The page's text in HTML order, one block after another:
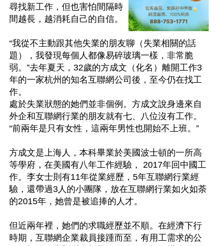
尋找新工作，但也害怕間隔時
間越長，越消耗自己的自信。
“我從不主動跟其他失業的朋友聊（失業相關的話
題），我發現每個人都像易碎玻璃一樣，非常脆
弱。”去年夏天，32歲的方成文（化名）離開工作3
年的一家杭州的知名互聯網公司後，至今仍在找工
作。
處於失業狀態的她們並非個例。方成文說身邊來自
外企和互聯網行業的朋友就有七、八位沒有工作。
“前兩年是只有女性，這兩年男性也開始不上班。”
方成文是上海人，本科畢業於美國波士頓的一所高
等學府，在美國有八年工作經驗， 2017年回中國工
作。李女士則有11年從業經歷，5年互聯網行業經
驗，還帶過3人的小團隊，放在互聯網行業如火如荼
的2015年，她曾是被追捧的人才。
但近兩年裡，她們的求職經歷並不順。在經濟下行
時期，互聯網企業裁員接踵而至，有用工需求的公